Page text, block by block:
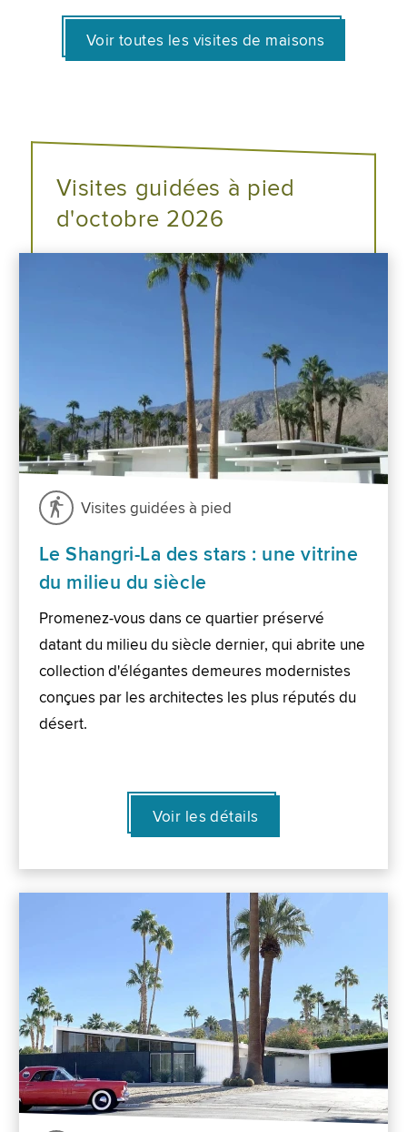
Voir toutes les visites de maisons
Visites guidées à pied
d'octobre 2026
Visites guidées à pied
Le Shangri-La des stars : une vitrine
du milieu du siècle
Promenez-vous dans ce quartier préservé
datant du milieu du siècle dernier, qui abrite une
collection d'élégantes demeures modernistes
conçues par les architectes les plus réputés du
désert.
Voir les détails